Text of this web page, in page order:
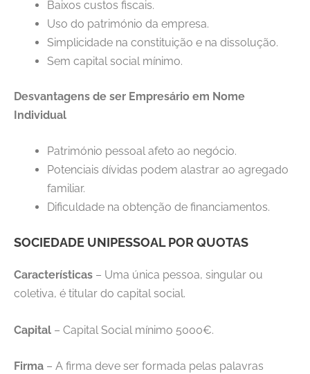
Baixos custos fiscais.
Uso do património da empresa.
Simplicidade na constituição e na dissolução.
Sem capital social mínimo.
Desvantagens de ser Empresário em Nome
Individual
Património pessoal afeto ao negócio.
Potenciais dívidas podem alastrar ao agregado
familiar.
Dificuldade na obtenção de financiamentos.
SOCIEDADE UNIPESSOAL POR QUOTAS
Características – Uma única pessoa, singular ou
coletiva, é titular do capital social.
Capital – Capital Social mínimo 5000€.
Firma – A firma deve ser formada pelas palavras